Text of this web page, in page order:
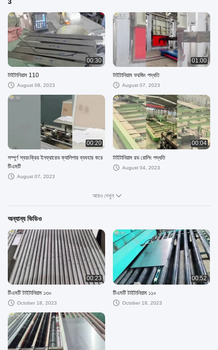
00:30
টাইটানিয়াম 110
August 08, 2023
01:00
টাইটানিয়াম ফরজিং পদ্ধতি
August 07, 2023
00:20
সম্পূর্ণ স্বয়ংক্রিয় ইনফ্রারেড ক্যালিপার ব্যবহার করে
টিএমটি
August 07, 2023
00:04
টাইটানিয়াম রড রোলিং পদ্ধতি
August 04, 2023
আরও দেখুন
অন্যান্য ভিডিও
00:23
টিএমটি টাইটানিয়াম ১৩০
October 18, 2023
00:52
টিএমটি টাইটানিয়াম ১১০
October 18, 2023